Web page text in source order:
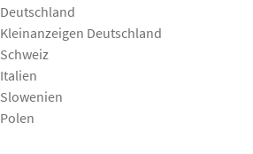
Deutschland
Kleinanzeigen Deutschland
Schweiz
Italien
Slowenien
Polen